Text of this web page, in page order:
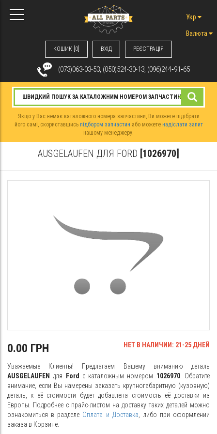
КОШИК [0] ВХIД РЕЄСТРАЦІЯ
Укр
Валюта
(073)063-03-53, (050)524-30-13, (096)244‑91‑65
Якщо у Вас немає каталожного номера запчастини, Ви можете підібрати
його самі, скориставшись підбором запчастин або можете надіслати запит
нашому менеджеру.
AUSGELAUFEN ДЛЯ FORD [1026970]
0.00 ГРН НЕТ В НАЛИЧИИ: 21-25 ДНЕЙ
Уважаемые Клиенты! Предлагаем Вашему вниманию деталь
AUSGELAUFEN
для Ford с каталожным номером 1026970. Обратите
внимание, если Вы намерены заказать крупногабаритную (кузовную)
деталь, к её стоимости будет добавлена стоимость её доставки из
Европы. Подробнее с прайс-листом на доставку таких деталей можно
ознакомиться в разделе Оплата и Доставка , либо при оформлении
заказа в Корзине.